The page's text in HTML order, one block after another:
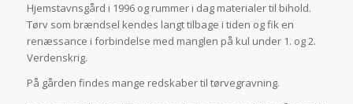
Hjemstavnsgård i 1996 og rummer i dag materialer til bihold.
Tørv som brændsel kendes langt tilbage i tiden og fik en
renæssance i forbindelse med manglen på kul under 1. og 2.
Verdenskrig.
På gården findes mange redskaber til tørvegravning.